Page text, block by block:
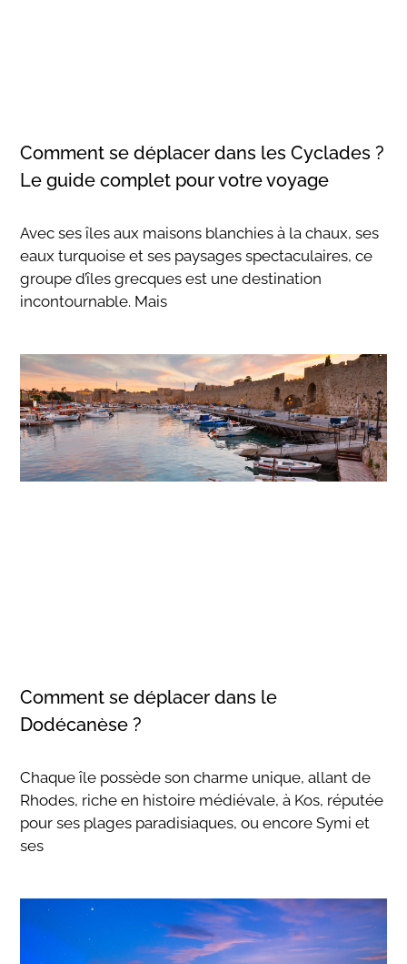
Comment se déplacer dans les Cyclades ?
Le guide complet pour votre voyage
Avec ses îles aux maisons blanchies à la chaux, ses
eaux turquoise et ses paysages spectaculaires, ce
groupe d’îles grecques est une destination
incontournable. Mais
Comment se déplacer dans le
Dodécanèse ?
Chaque île possède son charme unique, allant de
Rhodes, riche en histoire médiévale, à Kos, réputée
pour ses plages paradisiaques, ou encore Symi et
ses